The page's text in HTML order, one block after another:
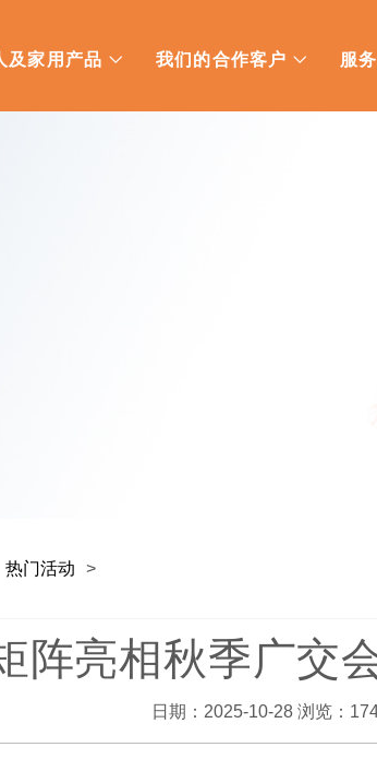
及家用产品 我们的合作客户 服
热门活动 >
阵亮相秋季广交
日期：2025-10-28 浏览：